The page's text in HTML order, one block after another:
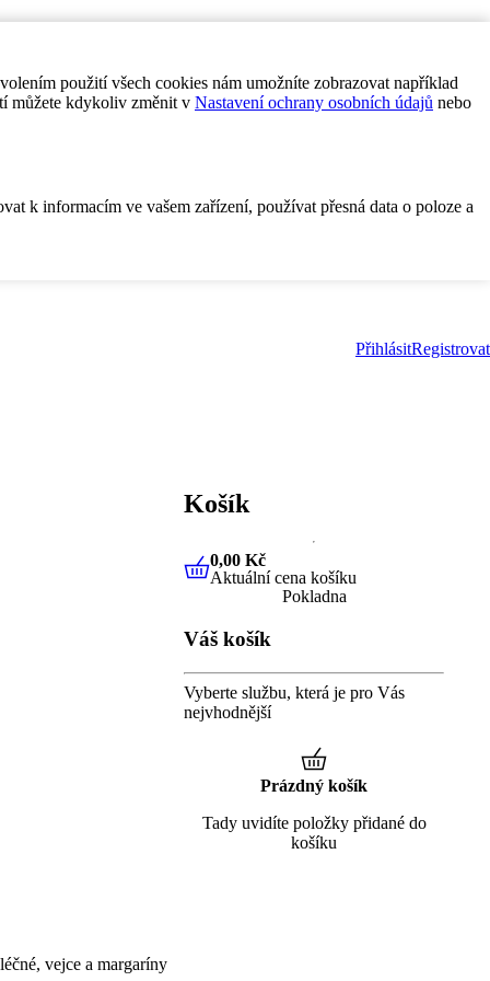
použití všech cookies nám umožníte zobrazovat například
můžete kdykoliv změnit v Nastavení ochrany osobních údajů nebo
k informacím ve vašem zařízení, používat přesná data o poloze a
PřihlásitRegistrovat
vejce a margaríny
Košík
0,00 KčAktuální cena košíku
0,00 Kč
Aktuální cena košíku
Pokladna
Váš košík
Vyberte službu, která je pro Vás
nejvhodnější
Prázdný košík
Tady uvidíte položky přidané do
košíku